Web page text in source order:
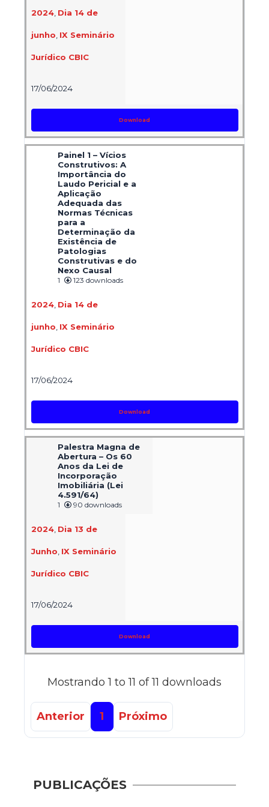
2024, Dia 14 de
junho IX Seminário
Jurídico CBIC
17/06/2024
Download
Painel 1 – Vícios
Construtivos: A
Importância do
Laudo Pericial e a
Aplicação
Adequada das
Normas Técnicas
para a
Determinação da
Existência de
Patologias
Construtivas e do
Nexo Causal
1 123 downloads
2024, Dia 14 de
junho IX Seminário
Jurídico CBIC
17/06/2024
Download
Palestra Magna de
Abertura – Os 60
Anos da Lei de
Incorporação
Imobiliária (Lei
4.591/64)
1 90 downloads
2024, Dia 13 de
Junho IX Seminário
Jurídico CBIC
17/06/2024
Download
Mostrando 1 to 11 of 11 downloads
Anterior 1 Próximo
PUBLICAÇÕES